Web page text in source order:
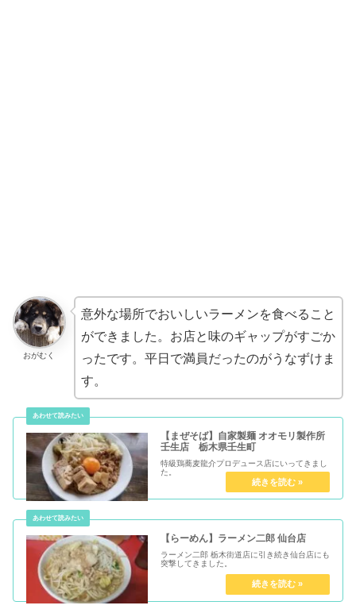
おがむく
意外な場所でおいしいラーメンを食べること
ができました。お店と味のギャップがすごか
ったです。平日で満員だったのがうなずけま
す。
【まぜそば】自家製麺 オオモリ製作所
壬生店 栃木県壬生町
特級鶏蕎麦龍介プロデュース店にいってきまし
た。
【らーめん】ラーメン二郎 仙台店
ラーメン二郎 栃木街道店に引き続き仙台店にも
突撃してきました。